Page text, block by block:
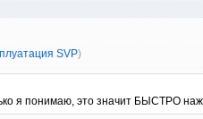
SVP)
я понимаю, это значит БЫСТРО